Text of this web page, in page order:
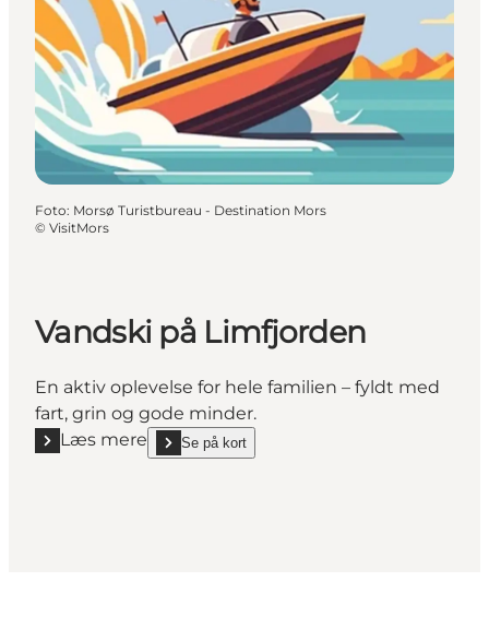
Foto: Morsø Turistbureau - Destination Mors
© VisitMors
Vandski på Limfjorden
En aktiv oplevelse for hele familien – fyldt med
fart, grin og gode minder.
Læs mere
Læs mere "Vandski på Limfjorden"
Se på kort
show Vandski på Limfjorden on_map